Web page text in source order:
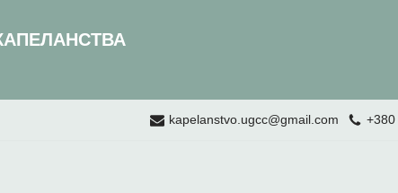
kapelanstvo.ugcc@gmail.com